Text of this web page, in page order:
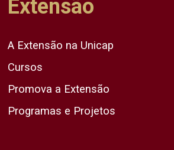
Extensão
A Extensão na Unicap
Cursos
Promova a Extensão
Programas e Projetos